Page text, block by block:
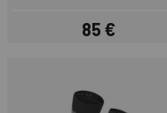
Prezzo
85 €